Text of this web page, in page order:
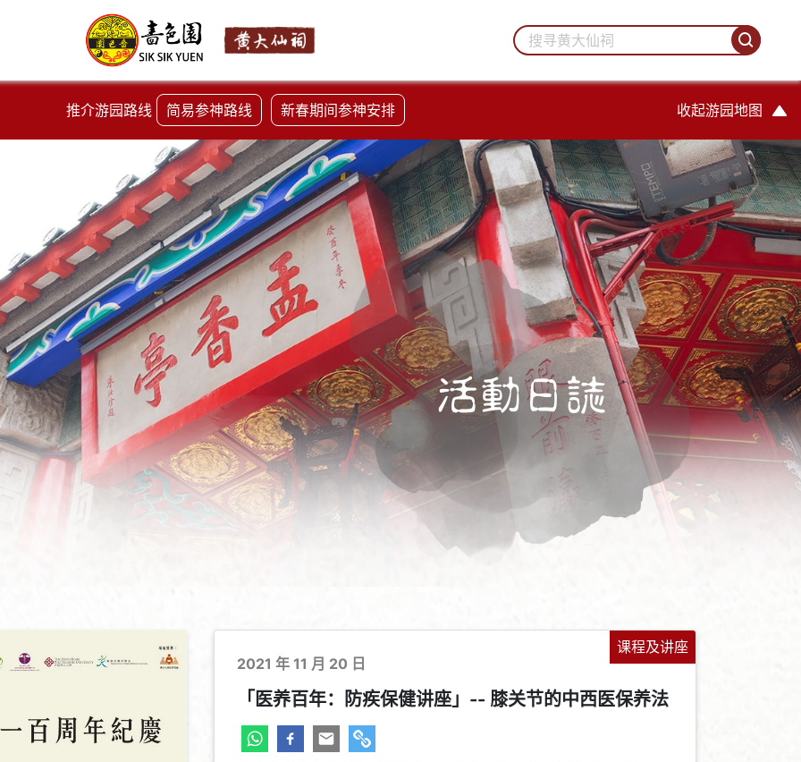
推介游园路线 简易参神路线 新春期间参神安排 收起游园地图
活動日誌
课程及讲座
2021 年 11 月 20 日
「医养百年：防疾保健讲座」-- 膝关节的中西医保养法